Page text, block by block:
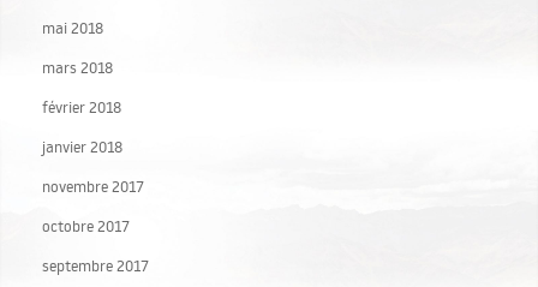
mai 2018
mars 2018
février 2018
janvier 2018
novembre 2017
octobre 2017
septembre 2017